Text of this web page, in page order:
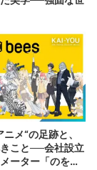
メ“の足跡と、
こと──会社設立
ーター「のを